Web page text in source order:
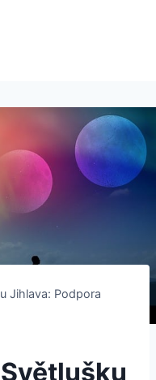
Jihlava: Podpora